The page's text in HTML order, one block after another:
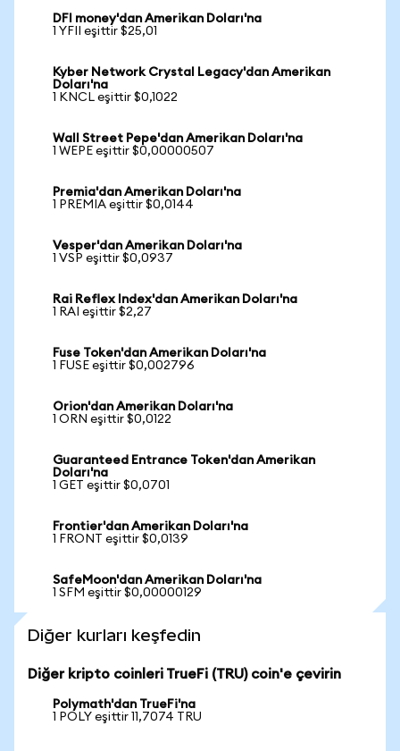
DFI money'dan Amerikan Doları'na
1 YFII eşittir $25,01
Kyber Network Crystal Legacy'dan Amerikan
Doları'na
1 KNCL eşittir $0,1022
Wall Street Pepe'dan Amerikan Doları'na
1 WEPE eşittir $0,00000507
Premia'dan Amerikan Doları'na
1 PREMIA eşittir $0,0144
Vesper'dan Amerikan Doları'na
1 VSP eşittir $0,0937
Rai Reflex Index'dan Amerikan Doları'na
1 RAI eşittir $2,27
Fuse Token'dan Amerikan Doları'na
1 FUSE eşittir $0,002796
Orion'dan Amerikan Doları'na
1 ORN eşittir $0,0122
Guaranteed Entrance Token'dan Amerikan
Doları'na
1 GET eşittir $0,0701
Frontier'dan Amerikan Doları'na
1 FRONT eşittir $0,0139
SafeMoon'dan Amerikan Doları'na
1 SFM eşittir $0,00000129
Diğer kurları keşfedin
Diğer kripto coinleri TrueFi (TRU) coin'e çevirin
Polymath'dan TrueFi'na
1 POLY eşittir 11,7074 TRU